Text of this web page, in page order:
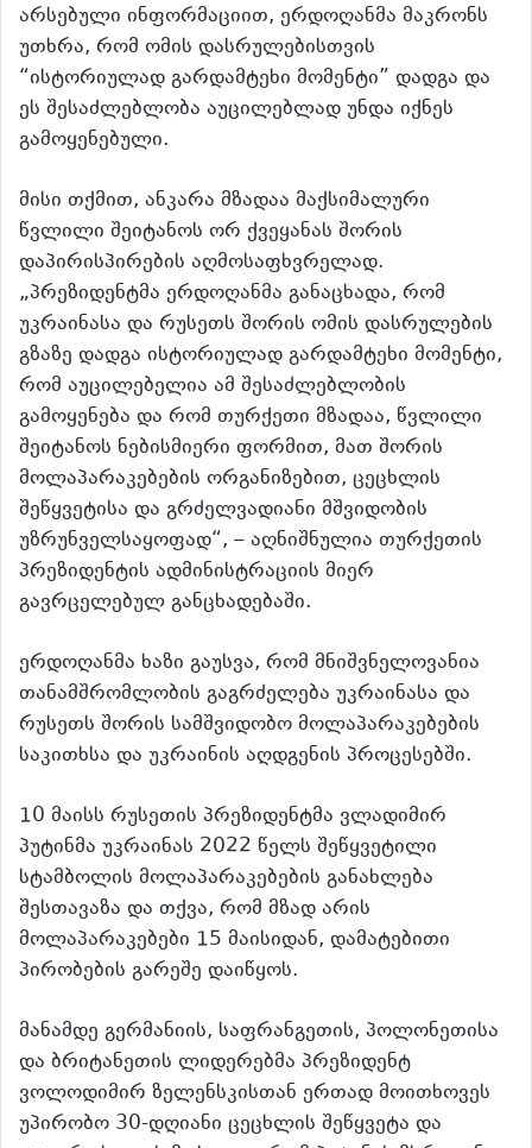
არსებული ინფორმაციით, ერდოღანმა მაკრონს
უთხრა, რომ ომის დასრულებისთვის
“ისტორიულად გარდამტეხი მომენტი” დადგა და
ეს შესაძლებლობა აუცილებლად უნდა იქნეს
გამოყენებული.
მისი თქმით, ანკარა მზადაა მაქსიმალური
წვლილი შეიტანოს ორ ქვეყანას შორის
დაპირისპირების აღმოსაფხვრელად.
„პრეზიდენტმა ერდოღანმა განაცხადა, რომ
უკრაინასა და რუსეთს შორის ომის დასრულების
გზაზე დადგა ისტორიულად გარდამტეხი მომენტი,
რომ აუცილებელია ამ შესაძლებლობის
გამოყენება და რომ თურქეთი მზადაა, წვლილი
შეიტანოს ნებისმიერი ფორმით, მათ შორის
მოლაპარაკებების ორგანიზებით, ცეცხლის
შეწყვეტისა და გრძელვადიანი მშვიდობის
უზრუნველსაყოფად“, – აღნიშნულია თურქეთის
პრეზიდენტის ადმინისტრაციის მიერ
გავრცელებულ განცხადებაში.
ერდოღანმა ხაზი გაუსვა, რომ მნიშვნელოვანია
თანამშრომლობის გაგრძელება უკრაინასა და
რუსეთს შორის სამშვიდობო მოლაპარაკებების
საკითხსა და უკრაინის აღდგენის პროცესებში.
10 მაისს რუსეთის პრეზიდენტმა ვლადიმირ
პუტინმა უკრაინას 2022 წელს შეწყვეტილი
სტამბოლის მოლაპარაკებების განახლება
შესთავაზა და თქვა, რომ მზად არის
მოლაპარაკებები 15 მაისიდან, დამატებითი
პირობების გარეშე დაიწყოს.
მანამდე გერმანიის, საფრანგეთის, პოლონეთისა
და ბრიტანეთის ლიდერებმა პრეზიდენტ
ვოლოდიმირ ზელენსკისთან ერთად მოითხოვეს
უპირობო 30-დღიანი ცეცხლის შეწყვეტა და